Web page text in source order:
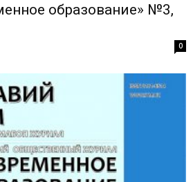
образование» №3,
0